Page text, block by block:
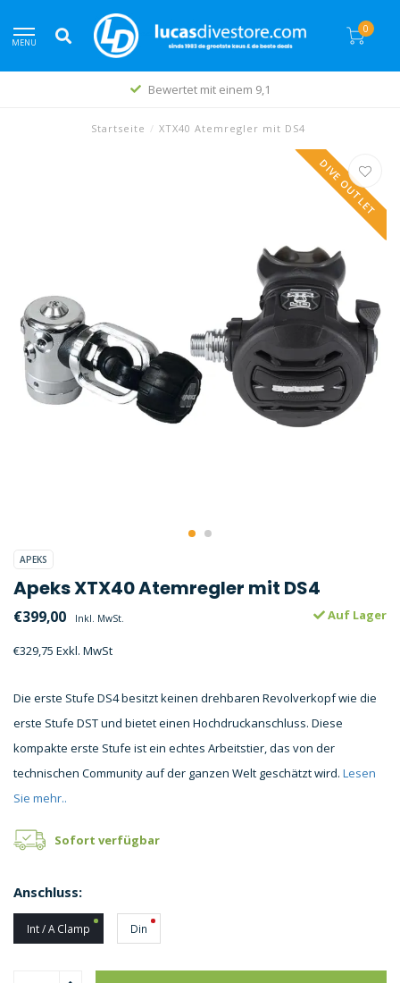
MENU
0
Bewertet mit einem 9,1
Startseite / XTX40 Atemregler mit DS4
DIVE OUTLET
APEKS
Apeks XTX40 Atemregler mit DS4
€399,00 Inkl. MwSt.
€329,75 Exkl. MwSt
Auf Lager
Die erste Stufe DS4 besitzt keinen drehbaren Revolverkopf wie die
erste Stufe DST und bietet einen Hochdruckanschluss. Diese
kompakte erste Stufe ist ein echtes Arbeitstier, das von der
technischen Community auf der ganzen Welt geschätzt wird. Lesen
Sie mehr..
Sofort verfügbar
Anschluss:
Int / A Clamp Din